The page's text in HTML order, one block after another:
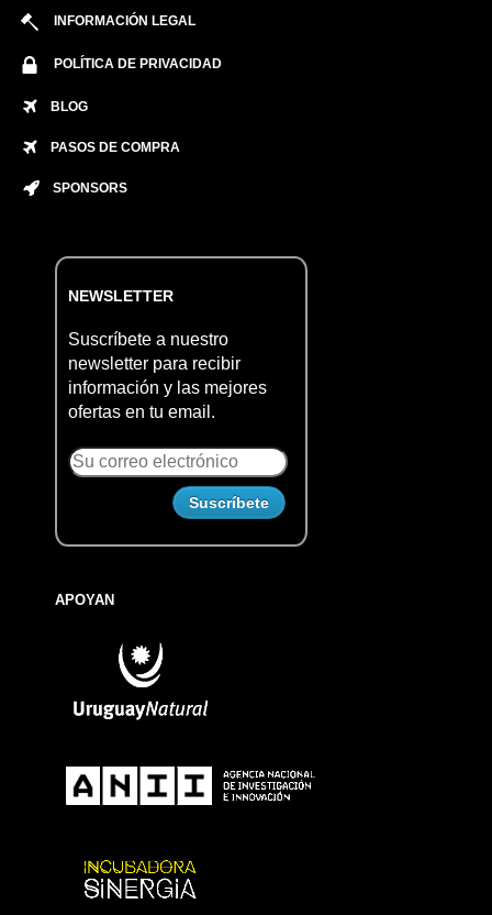
INFORMACIÓN LEGAL
POLÍTICA DE PRIVACIDAD
BLOG
PASOS DE COMPRA
SPONSORS
NEWSLETTER
Suscríbete a nuestro
newsletter para recibir
información y las mejores
ofertas en tu email.
APOYAN